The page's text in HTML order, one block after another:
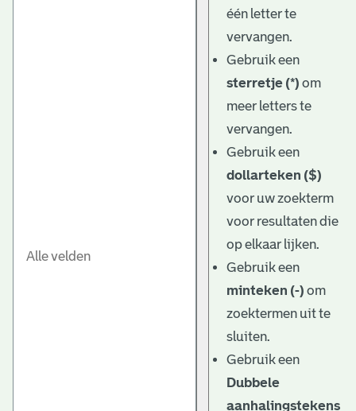
één letter te
vervangen.
Gebruik een
sterretje (*) om
meer letters te
vervangen.
Gebruik een
dollarteken ($)
voor uw zoekterm
voor resultaten die
op elkaar lijken.
Gebruik een
minteken (-) om
zoektermen uit te
sluiten.
Gebruik een
Dubbele
aanhalingstekens